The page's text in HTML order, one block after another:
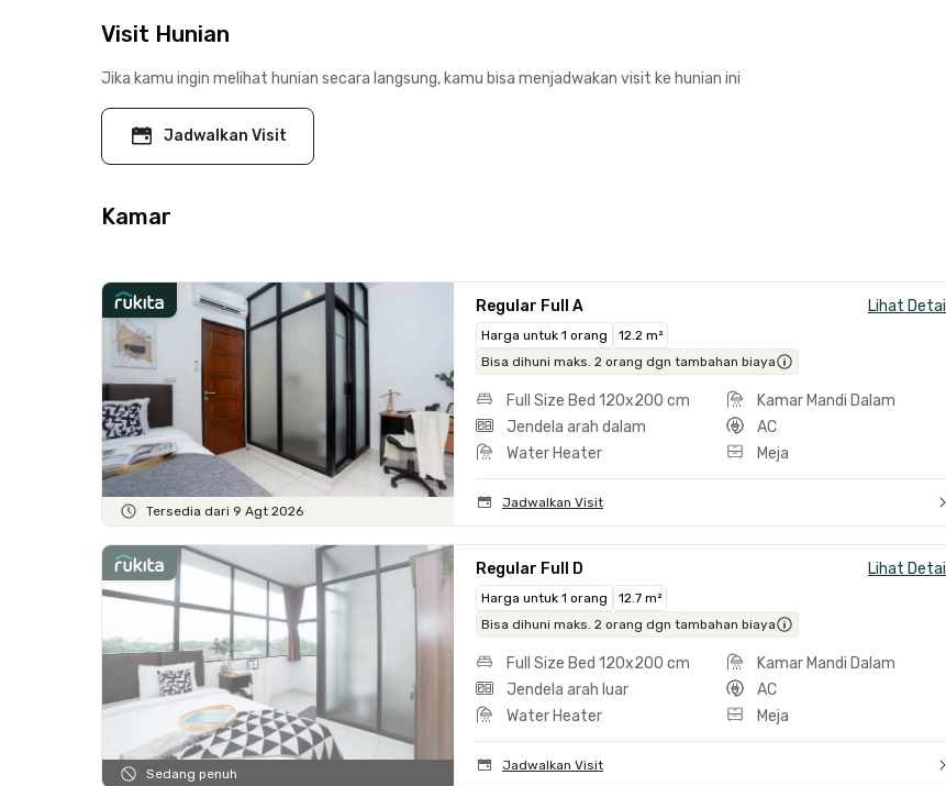
Visit Hunian
Jika kamu ingin melihat hunian secara langsung, kamu bisa menjadwakan visit ke hunian ini
Jadwalkan Visit
Kamar
Tersedia dari 9 Agt 2026
Regular Full A Lihat Detail
Harga untuk 1 orang
12.2 m²
Bisa dihuni maks. 2 orang dgn tambahan biaya
Full Size Bed 120x200 cm
Kamar Mandi Dalam
Jendela arah dalam
AC
Water Heater
Meja
Jadwalkan Visit
Sedang penuh
Regular Full D Lihat Detail
Harga untuk 1 orang
12.7 m²
Bisa dihuni maks. 2 orang dgn tambahan biaya
Full Size Bed 120x200 cm
Kamar Mandi Dalam
Jendela arah luar
AC
Water Heater
Meja
Jadwalkan Visit